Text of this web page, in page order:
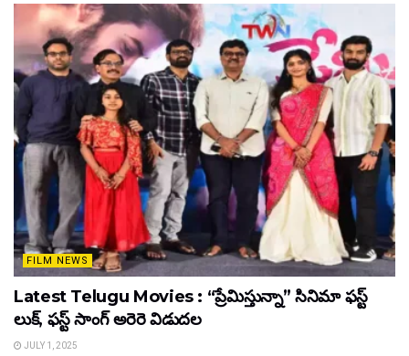
FILM NEWS
Latest Telugu Movies : “ప్రేమిస్తున్నా” సినిమా ఫస్ట్
లుక్, ఫస్ట్ సాంగ్ అరెరె విడుదల
JULY 1, 2025